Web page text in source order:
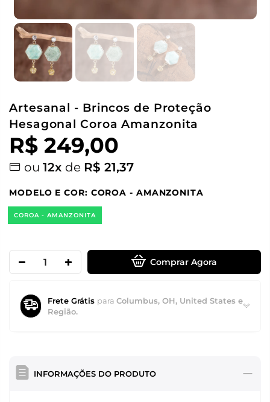
Artesanal - Brincos de Proteção
Hesagonal Coroa Amanzonita
R$ 249,00
ou 12x de R$ 21,37
MODELO E COR: COROA - AMANZONITA
COROA - AMANZONITA
Comprar Agora
Frete Grátis para Columbus, OH, United States e
Região.
INFORMAÇÕES DO PRODUTO